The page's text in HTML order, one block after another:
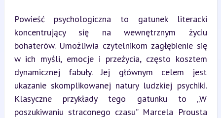
Powieść psychologiczna to gatunek literacki
koncentrujący się na wewnętrznym życiu
bohaterów. Umożliwia czytelnikom zagłębienie się
w ich myśli, emocje i przeżycia, często kosztem
dynamicznej fabuły. Jej głównym celem jest
ukazanie skomplikowanej natury ludzkiej psychiki.
Klasyczne przykłady tego gatunku to „W
poszukiwaniu straconego czasu” Marcela Prousta